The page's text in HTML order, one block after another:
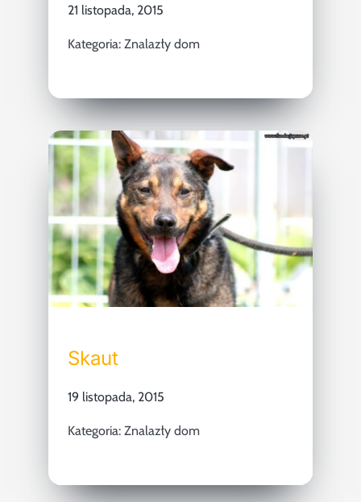
21 listopada, 2015
Kategoria: Znalazły dom
Skaut
19 listopada, 2015
Kategoria: Znalazły dom